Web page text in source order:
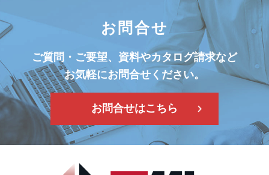
お問合せ
ご質問・ご要望、資料やカタログ請求など
お気軽にお問合せください。
お問合せはこちら